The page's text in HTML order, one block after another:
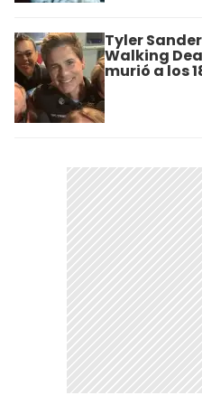
Tyler
Walking
murió a los